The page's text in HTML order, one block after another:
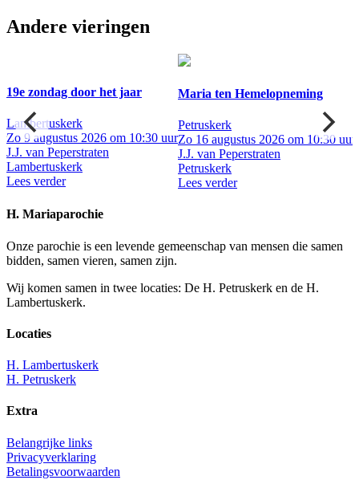
Andere vieringen
19e zondag door het jaar
Lambertuskerk
Zo 9 augustus 2026 om 10:30 uur
J.J. van Peperstraten
Lambertuskerk
Lees verder
Maria ten Hemelopneming
Petruskerk
Zo 16 augustus 2026 om 10:30 uur
J.J. van Peperstraten
Petruskerk
Lees verder
H. Mariaparochie
Onze parochie is een levende gemeenschap van mensen die samen
bidden, samen vieren, samen zijn.
Wij komen samen in twee locaties: De H. Petruskerk en de H.
Lambertuskerk.
Locaties
H. Lambertuskerk
H. Petruskerk
Extra
Belangrijke links
Privacyverklaring
Betalingsvoorwaarden